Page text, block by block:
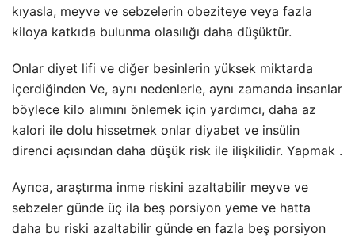
kıyasla, meyve ve sebzelerin obeziteye veya fazla
kiloya katkıda bulunma olasılığı daha düşüktür.
Onlar diyet lifi ve diğer besinlerin yüksek miktarda
içerdiğinden Ve, aynı nedenlerle, aynı zamanda insanlar
böylece kilo alımını önlemek için yardımcı, daha az
kalori ile dolu hissetmek onlar diyabet ve insülin
direnci açısından daha düşük risk ile ilişkilidir. Yapmak .
Ayrıca, araştırma inme riskini azaltabilir meyve ve
sebzeler günde üç ila beş porsiyon yeme ve hatta
daha bu riski azaltabilir günde en fazla beş porsiyon